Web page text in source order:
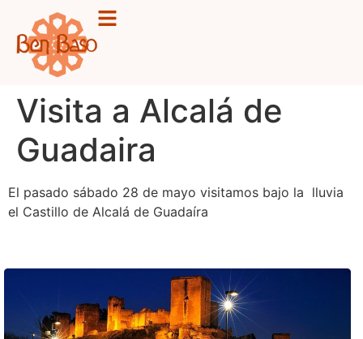
Visita a Alcalá de
Guadaira
El pasado sábado 28 de mayo visitamos bajo la lluvia
el Castillo de Alcalá de Guadaíra